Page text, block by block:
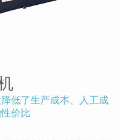
低了生产成本、人工成
价比